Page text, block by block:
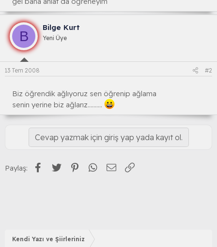
B
Bilge Kurt
Yeni Üye
13 Tem 2008 #2
Biz öğrendik ağlıyoruz sen öğrenip ağlama
senin yerine biz ağlarız..........
Cevap yazmak için giriş yap yada kayıt ol.
Paylaş: Facebook
Twitter PinterestWhatsApp
E-posta
Kendi Yazı ve Şiirleriniz